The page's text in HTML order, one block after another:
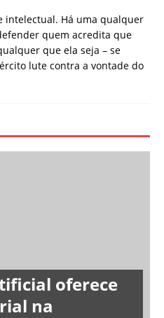
intelectual. Há uma qualquer
quem acredita que
que ela seja – se
lute contra a vontade do
oferece
na